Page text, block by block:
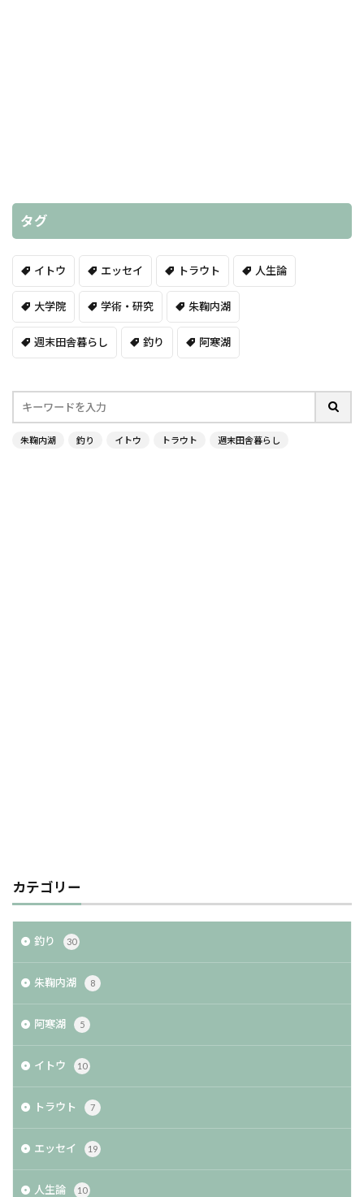
タグ
イトウ エッセイ トラウト 人生論
大学院 学術・研究 朱鞠内湖
週末田舎暮らし 釣り 阿寒湖
朱鞠内湖 釣り イトウ トラウト 週末田舎暮らし
カテゴリー
釣り 30
朱鞠内湖 8
阿寒湖 5
イトウ 10
トラウト 7
エッセイ 19
人生論 10